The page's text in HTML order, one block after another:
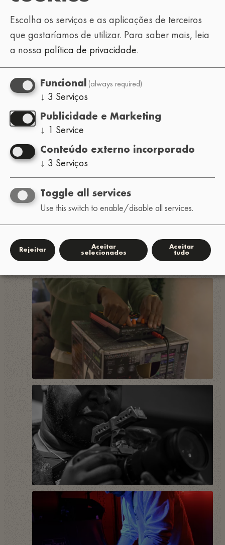
Escolha os serviços e as aplicações de terceiros
que gostaríamos de utilizar. Para saber mais, leia
a nossa política de privacidade.
Funcional (always required)
↓ 3 Serviços
Publicidade e Marketing
↓ 1 Service
Conteúdo externo incorporado
↓ 3 Serviços
Toggle all services
Use this switch to enable/disable all services.
Rejeitar
Aceitar
selecionados
Aceitar
tudo